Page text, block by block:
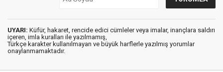
UYARI: Küfür, hakaret, rencide edici cümleler veya imalar, inançlara saldırı
içeren, imla kuralları ile yazılmamış,
Türkçe karakter kullanılmayan ve büyük harflerle yazılmış yorumlar
onaylanmamaktadır.